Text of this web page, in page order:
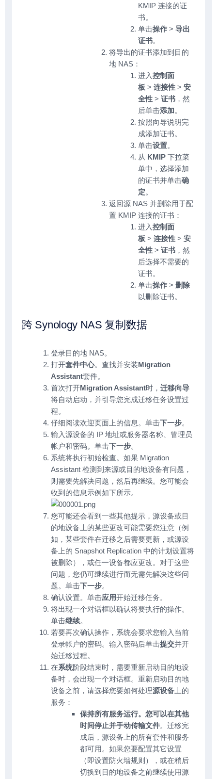
KMIP 连接的证
书。
单击操作 > 导出
证书。
将导出的证书添加到目的
地 NAS：
进入控制面
板 > 连接性 > 安
全性 > 证书 ，然
后单击添加。
按照向导说明完
成添加证书。
单击设置。
从 KMIP 下拉菜
单中，选择添加
的证书并单击确
定。
返回源 NAS 并删除用于配
置 KMIP 连接的证书：
进入控制面
板 > 连接性 > 安
全性 > 证书 ，然
后选择不需要的
证书。
单击操作 > 删除
以删除证书。
跨 Synology NAS 复制数据
登录目的地 NAS。
打开套件中心。查找并安装Migration
Assistant套件。
首次打开Migration Assistant时， 迁移向导
将自动启动，并引导您完成迁移任务设置过
程。
仔细阅读欢迎页面上的信息。单击下一步。
输入源设备的 IP 地址或服务器名称、管理员
帐户和密码。单击下一步。
系统将执行初始检查。如果 Migration
Assistant 检测到来源或目的地设备有问题，
则需要先解决问题，然后再继续。您可能会
收到的信息示例如下所示。
您可能还会看到一些其他提示，源设备或目
的地设备上的某些更改可能需要您注意（例
如，某些套件在迁移之后需要更新，或源设
备上的 Snapshot Replication 中的计划设置将
被删除），或任一设备都应更改。对于这些
问题，您仍可继续进行而无需先解决这些问
题。单击下一步。
确认设置。单击应用开始迁移任务。
将出现一个对话框以确认将要执行的操作。
单击继续。
若要再次确认操作，系统会要求您输入当前
登录帐户的密码。输入密码后单击提交并开
始迁移过程。
在系统阶段结束时，需要重新启动目的地设
备时，会出现一个对话框。重新启动目的地
设备之前，请选择您要如何处理源设备 上的
服务：
保持所有服务运行。您可以在其他
时间停止并手动传输文件。迁移完
成后，源设备上的所有套件和服务
都可用。如果您要配置其它设置
（即设置防火墙规则），或在稍后
切换到目的地设备之前继续使用源